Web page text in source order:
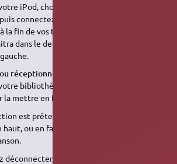
iPod, choisissez comme ci-dessus
connectez-le (2), le bouton
la fin de vos transferts. Votre iPod
dans le dernier onglet "périphérique"
réceptionner
bibliothèque pour la sélectionner, puis
la mettre en file d'attente de transfert.
est prête, lancez les transferts avec le
ou en faisant un clic-droit/transfert
déconnecter, l'iPod est déconnecté